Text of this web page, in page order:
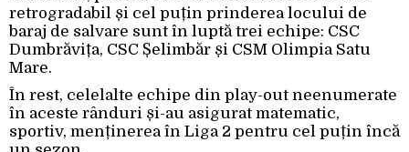
retrogradabil și cel puțin prinderea locului de
baraj de salvare sunt în luptă trei echipe: CSC
Dumbrăvița, CSC Șelimbăr și CSM Olimpia Satu
Mare.
În rest, celelalte echipe din play-out neenumerate
în aceste rânduri și-au asigurat matematic,
sportiv, menținerea în Liga 2 pentru cel puțin încă